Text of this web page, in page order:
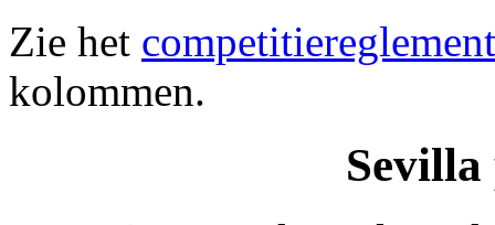
Zie het competitiereglement
kolommen.